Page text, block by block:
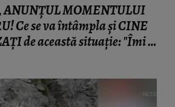
ANUNȚUL MOMENTULUI
Ce se va întâmpla și CINE
de această situație: "Îmi e